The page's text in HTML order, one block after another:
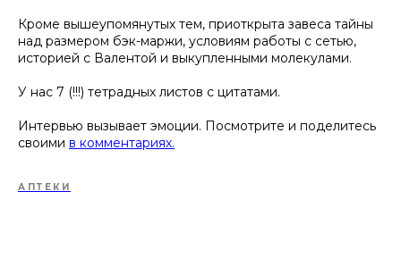
Кроме вышеупомянутых тем, приоткрыта завеса тайны
над размером бэк-маржи, условиям работы с сетью,
историей с Валентой и выкупленными молекулами.
У нас 7 (!!!) тетрадных листов с цитатами.
Интервью вызывает эмоции. Посмотрите и поделитесь
своими в комментариях.
АПТЕКИ